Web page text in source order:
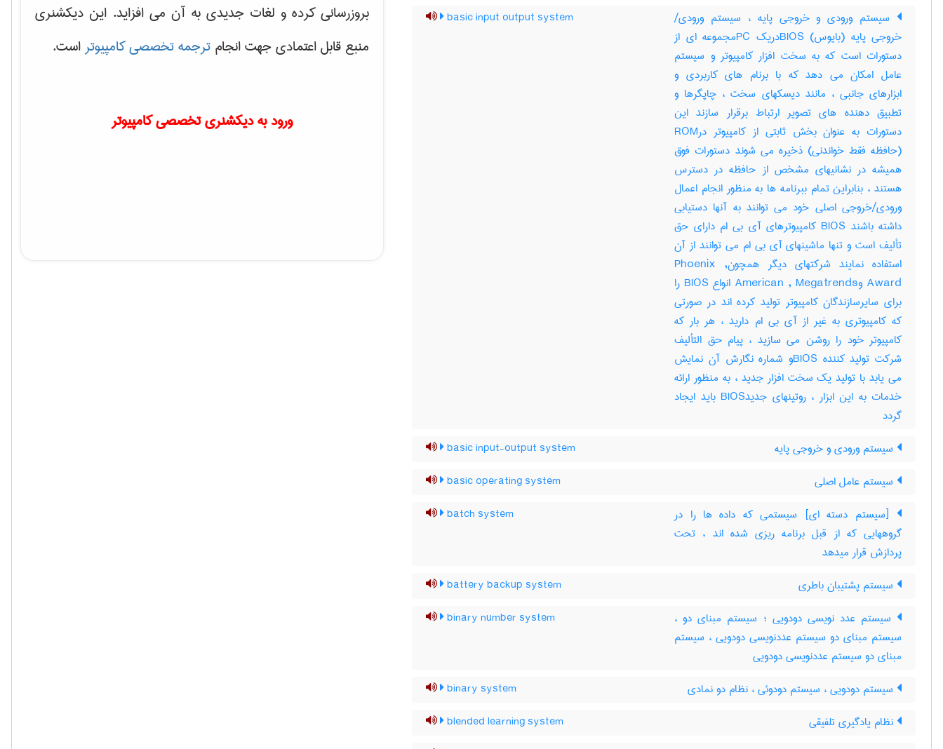
سیستم ورودی و خروجی پایه ، سیستم ورودی/
خروجی پایه (بایوس) BIOSدریک PCمجموعه ای از
دستورات است که به سخت افزار کامپیوتر و سیستم
عامل امکان می دهد که با برنام های کاربردی و
ابزارهای جانبی ، مانند دیسکهای سخت ، چاپگرها و
تطبیق دهنده های تصویر ارتباط برقرار سازند این
دستورات به عنوان بخش ثابتی از کامپیوتر درROM
(حافظه فقط خواندنی) ذخیره می شوند دستورات فوق
همیشه در نشانیهای مشخص از حافظه در دسترس
هستند ، بنابراین تمام ببرنامه ها به منظور انجام اعمال
ورودی/خروجی اصلی خود می توانند به آنها دستیابی
داشته باشند BIOS کامپیوترهای آی بی ام دارای حق
تألیف است و تنها ماشینهای آی بی ام می توانند از آن
استفاده نمایند شرکتهای دیگر همچونPhoenix ,
Award وAmerican , Megatrends انواع BIOS را
برای سایرسازندگان کامپیوتر تولید کرده اند در صورتی
که کامپیوتری به غیر از آی بی ام دارید ، هر بار که
کامپیوتر خود را روشن می سازید ، پیام حق التألیف
شرکت تولید کننده BIOSو شماره نگارش آن نمایش
می یابد با تولید یک سخت افزار جدید ، به منظور ارائه
خدمات به این ابزار ، روتینهای جدیدBIOS باید ایجاد
گردد
basic input output system
سیستم ورودی و خروجی پایه basic input-output system
سیستم عامل اصلی basic operating system
[سیستم دسته ای] سیستمی که داده ها را در
گروههایی که از قبل برنامه ریزی شده اند ، تحت
پردازش قرار میدهد
batch system
سیستم پشتیبان باطری battery backup system
سیستم عدد نویسی دودویی ؛ سیستم مبنای دو ،
سیستم مبنای دو سیستم عددنویسی دودویی ، سیستم
مبنای دو سیستم عددنویسی دودویی
binary number system
سیستم دودویی ، سیستم دودوئی ، نظام دو نمادی binary system
نظام یادگیری تلفیقی blended learning system
بروزرسانی کرده و لغات جدیدی به آن می افزاید. این دیکشنری
منبع قابل اعتمادی جهت انجام ترجمه تخصصی کامپیوتراست.
ورود به دیکشنری تخصصی کامپیوتر